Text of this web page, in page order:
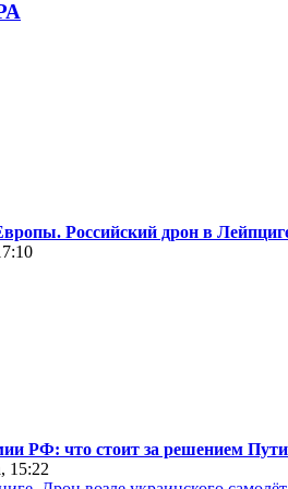
Российский дрон в
РФ: что стоит за решением
15:22